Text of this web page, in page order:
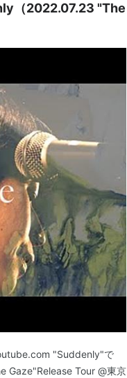
（2022.07.23 "The
"Suddenly"で
Gaze"Release Tour @東京